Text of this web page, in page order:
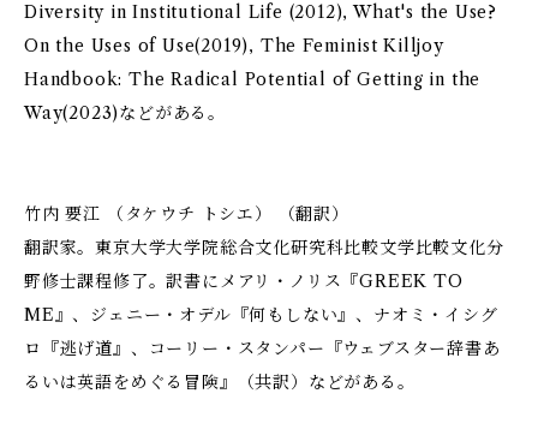
Diversity in Institutional Life (2012), What's the Use?
On the Uses of Use(2019), The Feminist Killjoy
Handbook: The Radical Potential of Getting in the
Way(2023)などがある。
竹内 要江 （タケウチ トシエ） （翻訳）
翻訳家。東京大学大学院総合文化研究科比較文学比較文化分
野修士課程修了。訳書にメアリ・ノリス『GREEK TO
ME』、ジェニー・オデル『何もしない』、ナオミ・イシグ
ロ『逃げ道』、コーリー・スタンパー『ウェブスター辞書あ
るいは英語をめぐる冒険』（共訳）などがある。